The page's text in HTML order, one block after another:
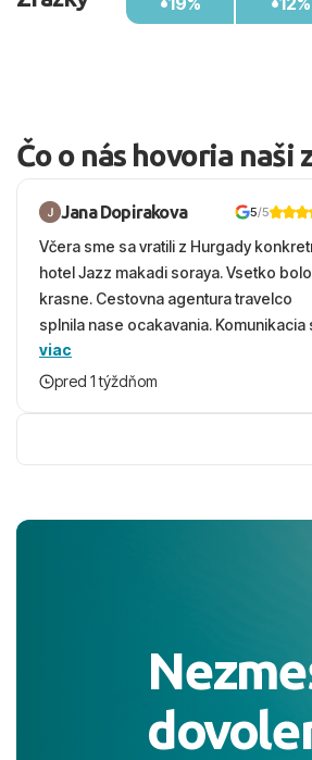
Čo o nás hovoria naši
Jana Dopirakova 5/5
Včera sme sa vratili z Hurgady
hotel Jazz makadi soraya. Vsetko bolo
krasne. Cestovna agentura travelco
splnila nase ocakavania. Komunikacia
panom Michalinom uzasna a
Vsetko vysvetlil aj vo vecernych
viac
pred 1 týždňom